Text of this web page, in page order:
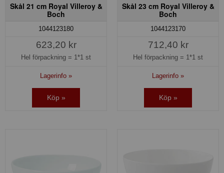
Skål 21 cm Royal Villeroy &
Boch
1044123180
623,20 kr
Hel förpackning = 1*1 st
Lagerinfo »
Köp »
Skål 23 cm Royal Villeroy &
Boch
1044123170
712,40 kr
Hel förpackning = 1*1 st
Lagerinfo »
Köp »